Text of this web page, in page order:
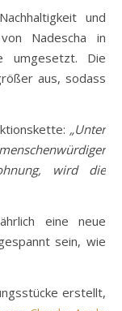
und
Nadescha in
umgesetzt. Die
aus, sodass
„Unter
wird die
eine neue
sein, wie
erstellt,